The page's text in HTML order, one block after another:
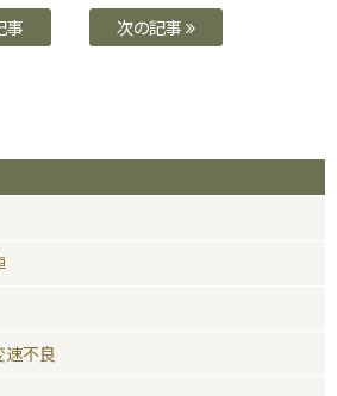
事 次の記事
不良